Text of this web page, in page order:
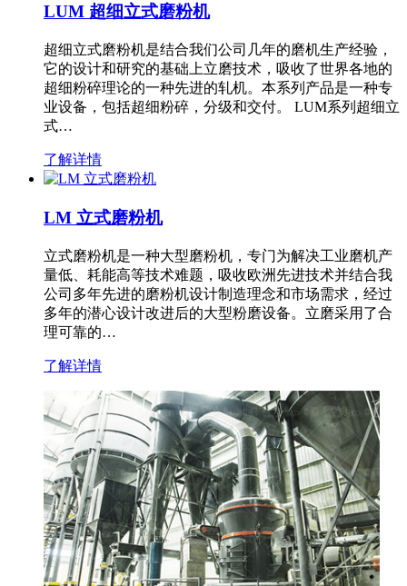
LUM 超细立式磨粉机
超细立式磨粉机是结合我们公司几年的磨机生产经验，
它的设计和研究的基础上立磨技术，吸收了世界各地的
超细粉碎理论的一种先进的轧机。本系列产品是一种专
业设备，包括超细粉碎，分级和交付。 LUM系列超细立
式…
了解详情
LM 立式磨粉机
立式磨粉机是一种大型磨粉机，专门为解决工业磨机产
量低、耗能高等技术难题，吸收欧洲先进技术并结合我
公司多年先进的磨粉机设计制造理念和市场需求，经过
多年的潜心设计改进后的大型粉磨设备。立磨采用了合
理可靠的…
了解详情